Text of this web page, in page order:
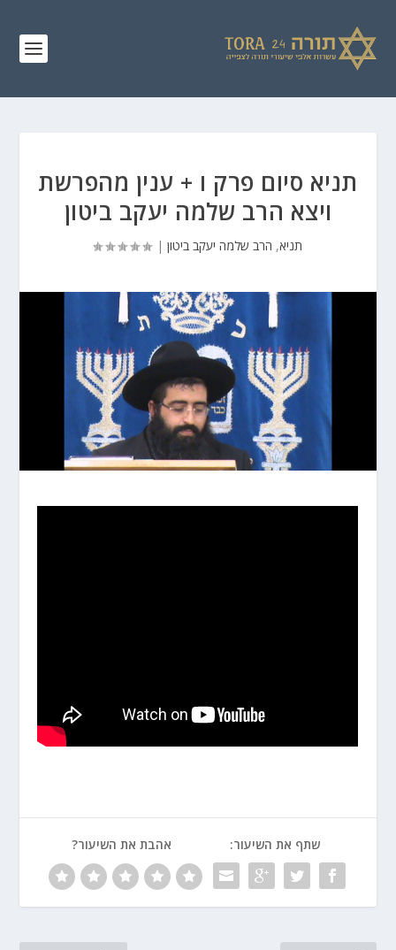
תניא סיום פרק ו + ענין מהפרשת
ויצא הרב שלמה יעקב ביטון
תניא, הרב שלמה יעקב ביטון |
שתף את השיעור: אהבת את השיעור?